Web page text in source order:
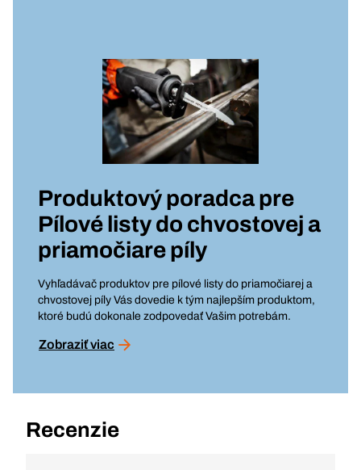
Produktový poradca pre
Pílové listy do chvostovej a
priamočiare píly
Vyhľadávač produktov pre pílové listy do priamočiarej a
chvostovej píly Vás dovedie k tým najlepším produktom,
ktoré budú dokonale zodpovedať Vašim potrebám.
Zobraziť viac
Recenzie